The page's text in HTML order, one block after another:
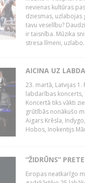
nevienas kultūras
dziesmas, uzlabojas
tavu veselību?
ir taisnība. Mūzika
stresa līmeni,
AICINA UZ
23. martā, Latvijas 1.
labdarības koncerts,
Koncertā tiks vākti
grūtībās nonākušo
Aigars Krēsla,
Hobos, Inokentijs
“ŽIDRŪNS”
Eiropas neatkarīgo